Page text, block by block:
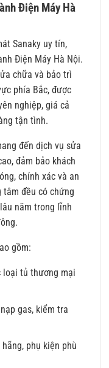
Điện Máy Hà
Sanaky uy tín,
Điện Máy Hà Nội.
chữa và bảo trì
phía Bắc, được
nghiệp, giá cả
tận tình.
đến dịch vụ sửa
đảm bảo khách
chính xác và an
đều có chứng
năm trong lĩnh
gồm:
loại tủ thương mại
gas, kiểm tra
phụ kiện phù